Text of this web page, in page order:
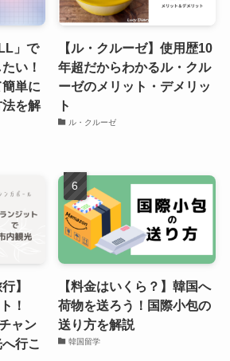
」で
い！
単に
を解
【ル・クルーゼ】使用歴10
年超だからわかるル・クル
ーゼのメリット・デメリッ
ト
ル・クルーゼ
】
！
ャン
行こ
【料金はいくら？】韓国へ
荷物を送ろう！国際小包の
送り方を解説
韓国留学